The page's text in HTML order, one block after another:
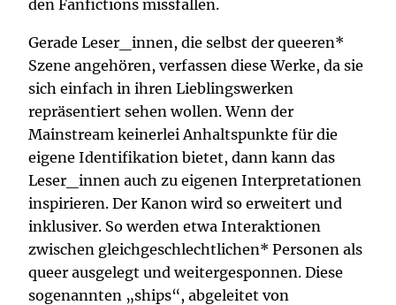
den Fanfictions missfallen.
Gerade Leser_innen, die selbst der queeren*
Szene angehören, verfassen diese Werke, da sie
sich einfach in ihren Lieblingswerken
repräsentiert sehen wollen. Wenn der
Mainstream keinerlei Anhaltspunkte für die
eigene Identifikation bietet, dann kann das
Leser_innen auch zu eigenen Interpretationen
inspirieren. Der Kanon wird so erweitert und
inklusiver. So werden etwa Interaktionen
zwischen gleichgeschlechtlichen* Personen als
queer ausgelegt und weitergesponnen. Diese
sogenannten „ships“, abgeleitet von